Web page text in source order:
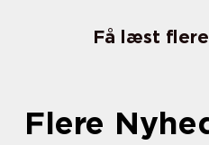
Få læst
Flere